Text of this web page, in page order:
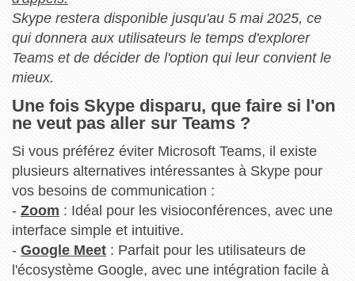
Skype restera disponible jusqu'au 5 mai 2025, ce
qui donnera aux utilisateurs le temps d'explorer
Teams et de décider de l'option qui leur convient le
mieux.
Une fois Skype disparu, que faire si l'on
ne veut pas aller sur Teams ?
Si vous préférez éviter Microsoft Teams, il existe
plusieurs alternatives intéressantes à Skype pour
vos besoins de communication :
- Zoom : Idéal pour les visioconférences, avec une
interface simple et intuitive.
- Google Meet: Parfait pour les utilisateurs de
l'écosystème Google, avec une intégration facile à